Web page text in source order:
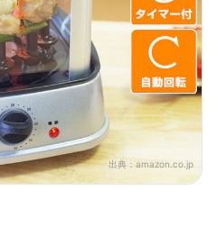
出典：amazon.co.jp